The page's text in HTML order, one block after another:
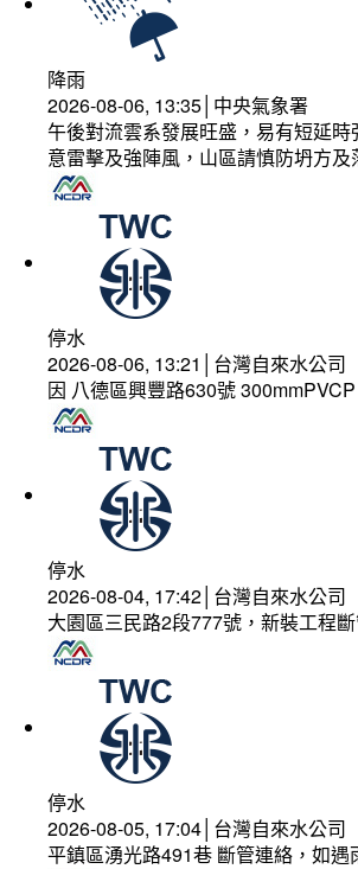
降雨
2026-08-06, 13:35│中央氣象署
午後對流雲系發展旺盛，易有短延
意雷擊及強陣風，山區請慎防坍方
停水
2026-08-06, 13:21│台灣自來水公司
因 八德區興豐路630號
停水
2026-08-04, 17:42│台灣自來水公司
大園區三民路2段777號，新裝工程
停水
2026-08-05, 17:04│台灣自來水公司
平鎮區湧光路491巷 斷管連絡，如遇